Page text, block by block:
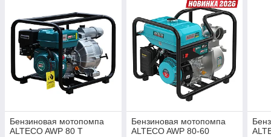
Бензиновая мотопомпа
ALTECO AWP 80 T
Бензиновая мотопомпа
ALTECO AWP 80-60